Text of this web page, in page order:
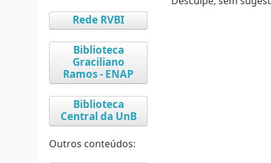
Rede RVBI
Biblioteca
Graciliano
Ramos - ENAP
Biblioteca
Central da UnB
Outros conteúdos: